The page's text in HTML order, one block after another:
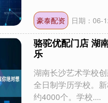
豪泰配资 日期：06-
骆驼优配门店 湖
乐
湖南长沙艺术学校
全日制学历学校。
约4000个。学校....